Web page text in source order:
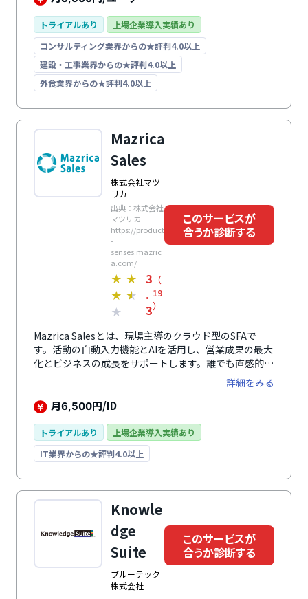
い、ノウハウの蓄積・分析でさまざまな営業課題を解決
します。導入後もサポートデスク、集合方研修、専任の
顧客アドバイザー、活用支援サイトなどのサポート体制
が整っているため、安心して利用できます。
トライアルあり
上場企業導入実績あり
コンサルティング業界からの★評判4.0以上
建設・工事業界からの★評判4.0以上
外食業界からの★評判4.0以上
Mazrica
Sales
株式会社マツ
リカ
出典：株式会社
マツリカ
https://product
-
senses.mazric
a.com/
★ ★
★ ★
★
3
.
3
（
19
）
このサービスが
合うか診断する
Mazrica Salesとは、現場主導のクラウド型のSFAで
す。活動の自動入力機能とAIを活用し、営業成果の最大
化とビジネスの成長をサポートします。誰でも直感的に
使いこなせる画面構成が特徴で、モバイルアプリからの
入力もできるため、現場での定着率が圧倒的に高まりま
す。アクション管理機能や、コメント機能、売上や営業
化します。また、slackやGmailなどの連絡ツールや
Sansanなどの名刺管理ツールなど、多くのクラウドツ
ールと連携できるため、営業組織全体のナレッジ共有が
詳細をみる
月6,500円/ID
トライアルあり
上場企業導入実績あり
IT業界からの★評判4.0以上
Knowle
dge
Suite
ブルーテック
株式会社
このサービスが
合うか診断する